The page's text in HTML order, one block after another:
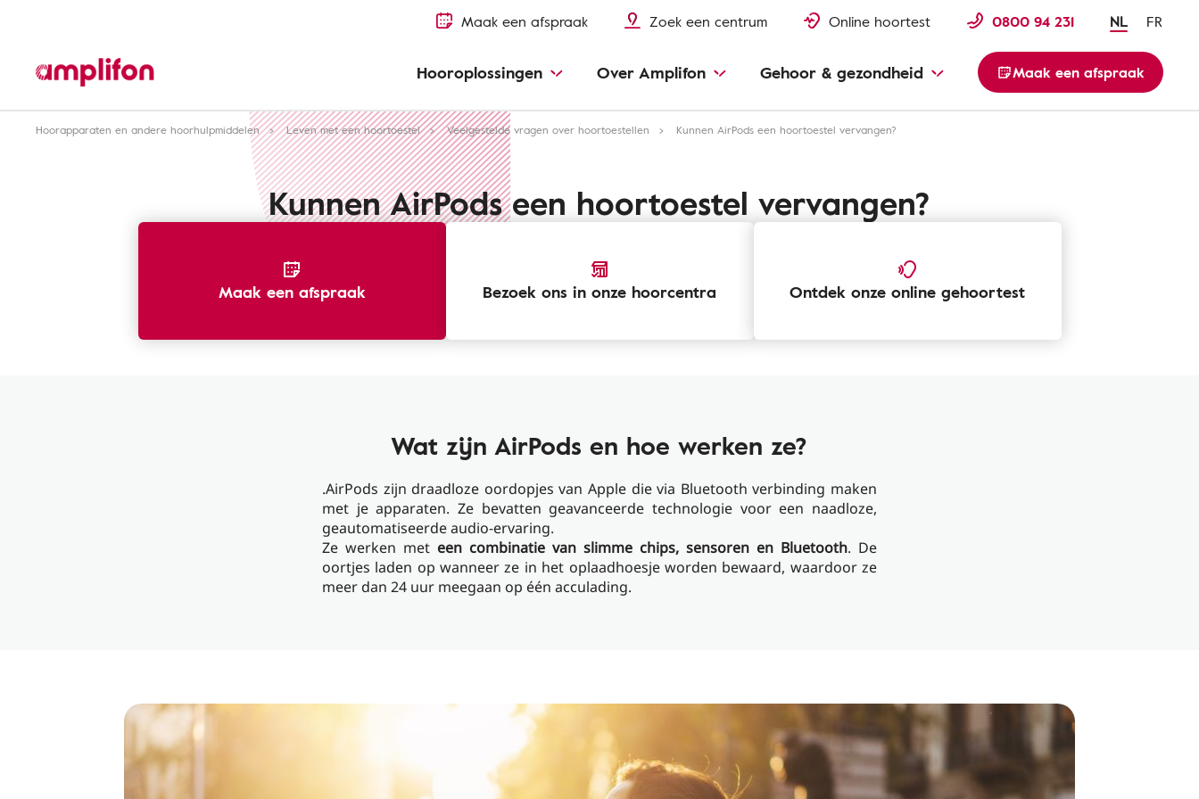
Maak een afspraak Zoek een centrum Online hoortest 0800 94 231 NL FR
Hooroplossingen Over Amplifon Gehoor & gezondheid Maak een afspraak
Hoorapparaten en andere hoorhulpmiddelen Leven met een hoortoestel Veelgestelde vragen over hoortoestellen Kunnen AirPods een hoortoestel vervangen?
Kunnen AirPods een hoortoestel vervangen?
Maak een afspraak Bezoek ons ​​in onze hoorcentra Ontdek onze online gehoortest
Wat zijn AirPods en hoe werken ze?
.AirPods zijn draadloze oordopjes van Apple die via Bluetooth verbinding maken
met je apparaten. Ze bevatten geavanceerde technologie voor een naadloze,
geautomatiseerde audio-ervaring.
Ze werken met een combinatie van slimme chips, sensoren en Bluetooth. De
oortjes laden op wanneer ze in het oplaadhoesje worden bewaard, waardoor ze
meer dan 24 uur meegaan op één acculading.